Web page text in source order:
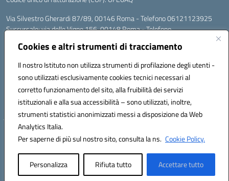
Cookies e altri strumenti di tracciamento
Il nostro Istituto non utilizza strumenti di profilazione degli utenti -
sono utilizzati esclusivamente cookies tecnici necessari al
corretto funzionamento del sito, alla fruibilità dei servizi
istituzionali e alla sua accessibilità – sono utilizzati, inoltre,
strumenti statistici anonimizzati messi a disposizione da Web
Analytics Italia.
Per saperne di più sul nostro sito, consulta la ns. Cookie Policy.
Personalizza Rifiuta tutto Accettare tutto
Via Silvestro Gherardi 87/89, 00146 Roma - Telefono 06121123925
Succursale: via delle Vigne 156, 00148 Roma - Telefono
Mail: rmps19000t@istruzione.it - PEC: rmps19000t@pec.istruzione.it
Per contatti con il Dirigente Scolastico, utilizzare esclusivamente
Codice univoco ufficio: UFE6AQ
Codice meccanografico: RMPS19000T
Codice fiscale: 80230950588
Hosting & Powered by 3D Solution S.r.l.
Concept & Design by Designers Italia